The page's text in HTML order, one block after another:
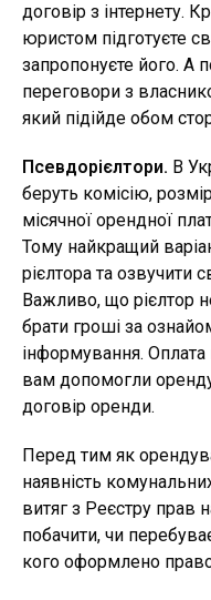
договір з інтернету.
юристом підготуєте
запропонуєте його. А
переговори з
який підійде обом
Псевдорієлтори. В
беруть комісію,
місячної орендної
Тому найкращий
рієлтора та озвучити
Важливо, що рієлтор
брати гроші за
інформування. Оплата
вам допомогли
договір оренди.
Перед тим як
наявність
витяг з Реєстру
побачити, чи
кого оформлено право